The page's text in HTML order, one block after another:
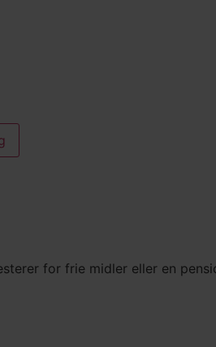
for frie midler eller en